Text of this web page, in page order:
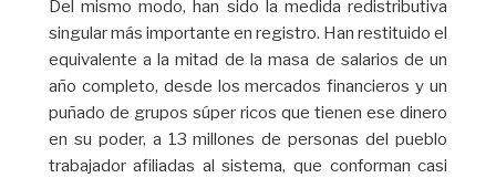
Del mismo modo, han sido la medida redistributiva
singular más importante en registro. Han restituido el
equivalente a la mitad de la masa de salarios de un
año completo, desde los mercados financieros y un
puñado de grupos súper ricos que tienen ese dinero
en su poder, a 13 millones de personas del pueblo
trabajador afiliadas al sistema, que conforman casi